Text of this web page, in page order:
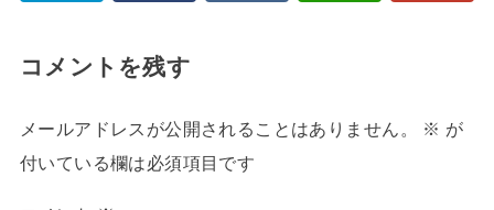
コメントを残す
メールアドレスが公開されることはありません。 ※ が
付いている欄は必須項目です